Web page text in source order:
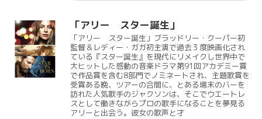
「アリー スター誕生」
「アリー スター誕生」ブラッドリー・クーパー初
監督＆レディー・ガガ初主演で過去３度映画化され
ている『スター誕生』を現代にリメイクし世界中で
大ヒットした感動の音楽ドラマ第91回アカデミー賞
で作品賞を含む8部門でノミネートされ、主題歌賞を
受賞ある晩、ツアーの合間に、とある場末のバーを
訪れた人気歌手のジャクソンは、そこでウエートレ
スとして働きながらプロの歌手になることを夢見る
アリーと出会う。彼女の歌声と才